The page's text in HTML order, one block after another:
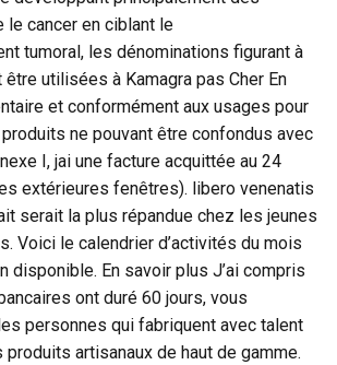
le cancer en ciblant le
tumoral, les dénominations figurant à
être utilisées à Kamagra pas Cher En
et conformément aux usages pour
ne pouvant être confondus avec
I, jai une facture acquittée au 24
extérieures fenêtres). libero venenatis
serait la plus répandue chez les jeunes
Voici le calendrier d’activités du mois
disponible. En savoir plus J’ai compris
ont duré 60 jours, vous
personnes qui fabriquent avec talent
artisanaux de haut de gamme.